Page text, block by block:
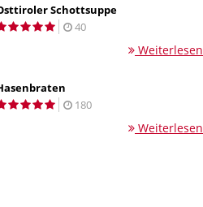
Schottsuppe
40
Weiterlesen
180
Weiterlesen